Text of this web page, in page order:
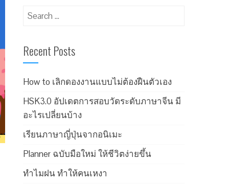
Recent Posts
How to เลิกดองงานแบบไม่ต้องฝืนตัวเอง
HSK3.0 อัปเดตการสอบวัดระดับภาษาจีน มี
อะไรเปลี่ยนบ้าง
เรียนภาษาญี่ปุ่นจากอนิเมะ
Planner ฉบับมือใหม่ ให้ชีวิตง่ายขึ้น
ทำไมฝน ทำให้คนเหงา